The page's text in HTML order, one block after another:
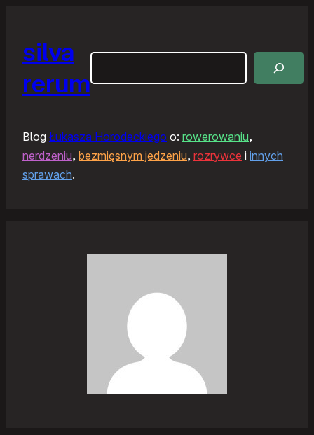
silva
rerum
Blog Łukasza Horodeckiego o: rowerowaniu,
nerdzeniu, bezmięsnym jedzeniu, rozrywce i innych
sprawach.